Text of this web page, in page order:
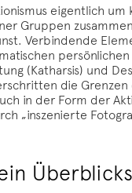
eigentlich
Gruppen
Verbindende
(Katharsis) und
die
in der Form der
„inszenierte